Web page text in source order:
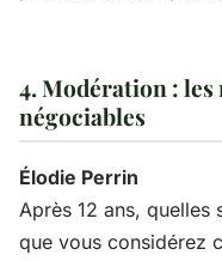
4. Modération :
négociables
Élodie Perrin
Après 12 ans, quelles
que vous considérez